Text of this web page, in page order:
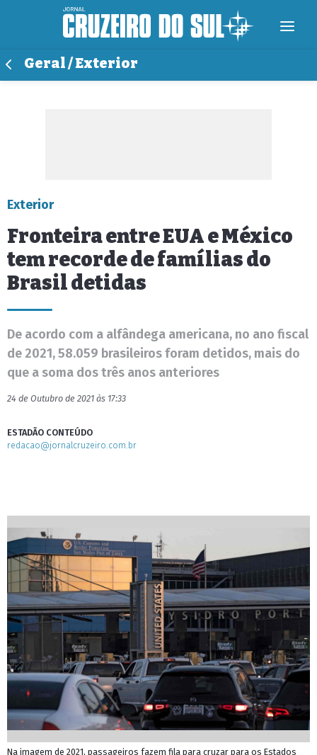
Geral / Exterior
Exterior
Fronteira entre EUA e México
tem recorde de famílias do
Brasil detidas
De acordo com a alfândega americana, no ano fiscal
de 2021, 58.059 brasileiros foram detidos, mais do
que a soma dos três anos anteriores
24 de Outubro de 2021 às 17:33
ESTADÃO CONTEÚDO
redacao@jornalcruzeiro.com.br
Na imagem de 2021, passageiros fazem fila para cruzar para os Estados